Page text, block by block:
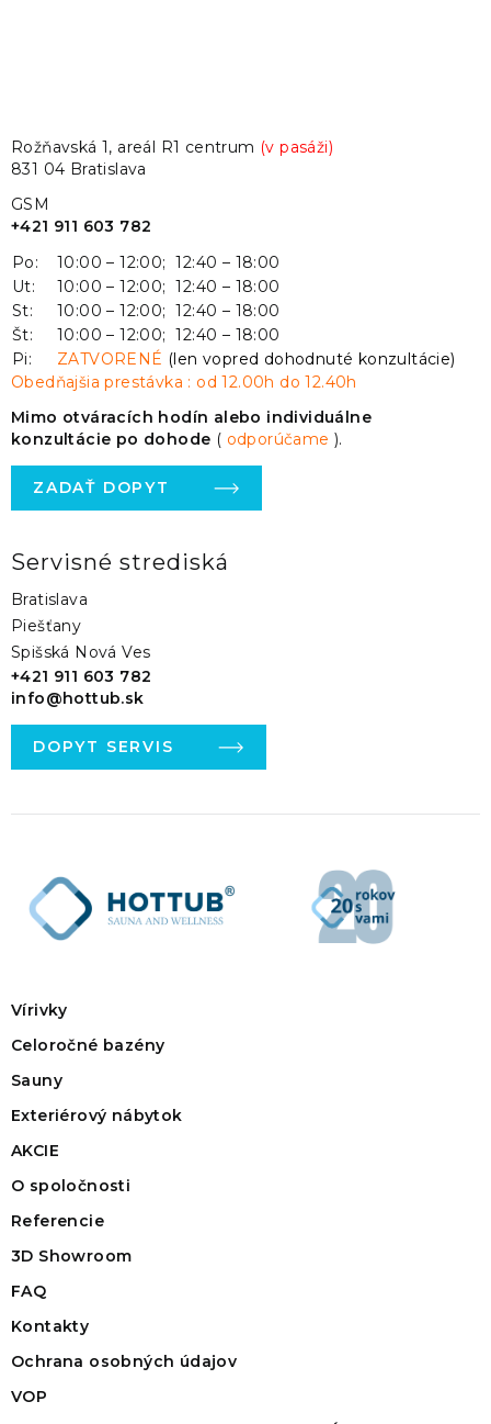
Rožňavská 1, areál R1 centrum (v pasáži)
831 04 Bratislava
GSM
+421 911 603 782
Po:
10:00 – 12:00; 12:40 – 18:00
Ut:
10:00 – 12:00; 12:40 – 18:00
St:
10:00 – 12:00; 12:40 – 18:00
Št:
10:00 – 12:00; 12:40 – 18:00
Pi:
ZATVORENÉ (len vopred dohodnuté konzultácie)
Obedňajšia prestávka : od 12.00h do 12.40h
Mimo otváracích hodín alebo individuálne
konzultácie po dohode ( odporúčame).
ZADAŤ DOPYT
Servisné strediská
Bratislava
Piešťany
Spišská Nová Ves
+421 911 603 782
info@hottub.sk
DOPYT SERVIS
Vírivky
Celoročné bazény
Sauny
Exteriérový nábytok
AKCIE
O spoločnosti
Referencie
3D Showroom
FAQ
Kontakty
Ochrana osobných údajov
VOP